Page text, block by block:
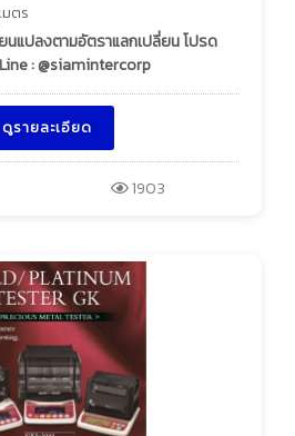
ตร
นแปลงตามอัตราแลกเปลี่ยน โปรด
: @siamintercorp
ดูรายละเอียด
1903